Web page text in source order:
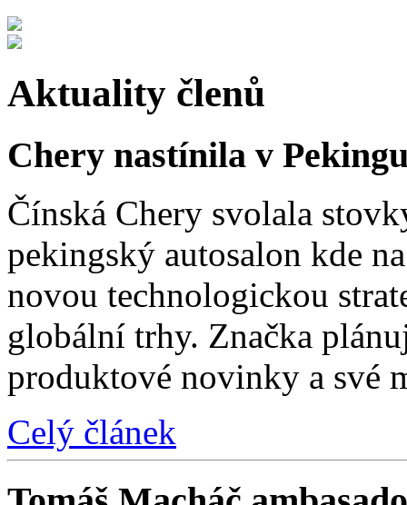
Aktuality členů
Chery nastínila v
Čínská Chery svolala
pekingský autosalon kde
novou technologickou
globální trhy. Značka
produktové novinky a své
Celý článek